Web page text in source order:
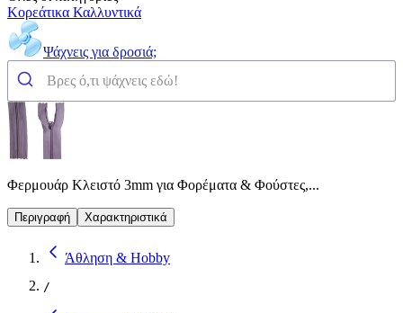
Κορεάτικα Καλλυντικά
Ψάχνεις για δροσιά;
Φερμουάρ Κλειστό 3mm για Φορέματα & Φούστες,...
Περιγραφή Χαρακτηριστικά
Άθληση & Hobby
/